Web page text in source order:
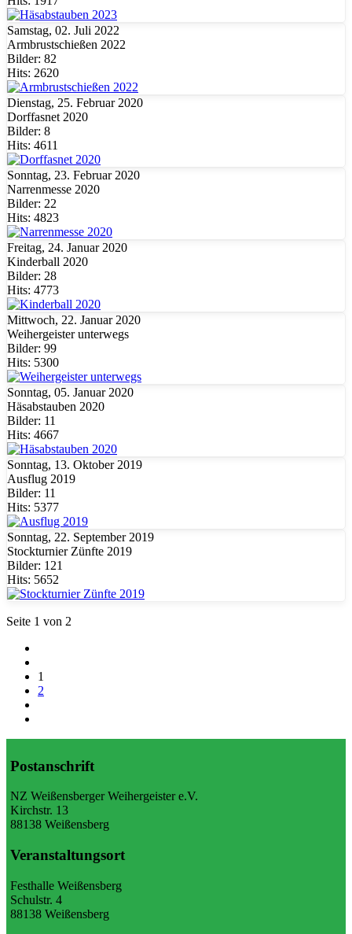
Samstag, 02. Juli 2022
Armbrustschießen 2022
Bilder: 82
Hits: 2620
Dienstag, 25. Februar 2020
Dorffasnet 2020
Bilder: 8
Hits: 4611
Sonntag, 23. Februar 2020
Narrenmesse 2020
Bilder: 22
Hits: 4823
Freitag, 24. Januar 2020
Kinderball 2020
Bilder: 28
Hits: 4773
Mittwoch, 22. Januar 2020
Weihergeister unterwegs
Bilder: 99
Hits: 5300
Sonntag, 05. Januar 2020
Häsabstauben 2020
Bilder: 11
Hits: 4667
Sonntag, 13. Oktober 2019
Ausflug 2019
Bilder: 11
Hits: 5377
Sonntag, 22. September 2019
Stockturnier Zünfte 2019
Bilder: 121
Hits: 5652
Seite 1 von 2
1
2
Postanschrift
NZ Weißensberger Weihergeister e.V.
Kirchstr. 13
88138 Weißensberg
Veranstaltungsort
Festhalle Weißensberg
Schulstr. 4
88138 Weißensberg